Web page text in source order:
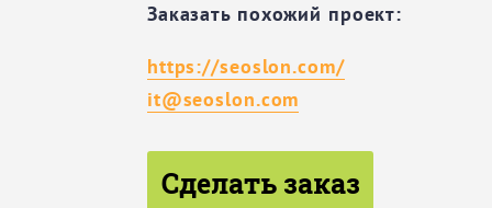
Заказать похожий проект:
https://seoslon.com/
it@seoslon.com
Сделать заказ